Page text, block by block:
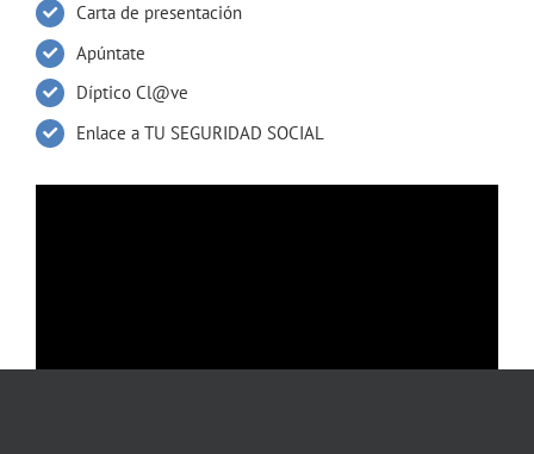
Carta de presentación
Apúntate
Díptico Cl@ve
Enlace a TU SEGURIDAD SOCIAL